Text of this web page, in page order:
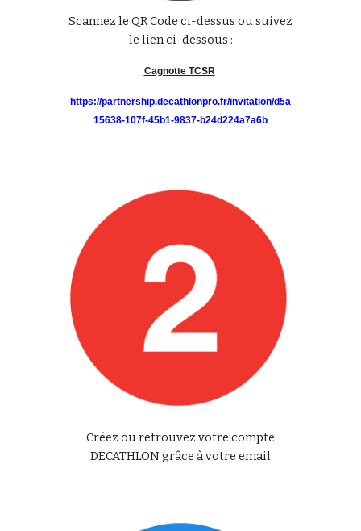
Scannez le QR Code ci-dessus ou suivez
le lien ci-dessous :
Cagnotte TCSR
https://partnership.decathlonpro.fr/invitation/d5a
15638-107f-45b1-9837-b24d224a7a6b
Créez ou retrouvez votre compte
DECATHLON grâce à votre email